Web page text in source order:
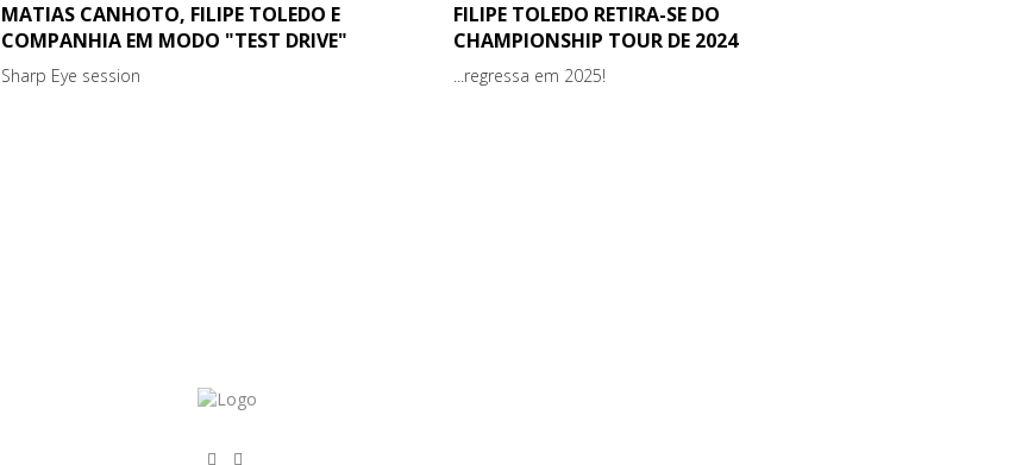
MATIAS CANHOTO, FILIPE TOLEDO E
COMPANHIA EM MODO "TEST DRIVE"
Sharp Eye session
FILIPE TOLEDO RETIRA-SE DO
CHAMPIONSHIP TOUR DE 2024
...regressa em 2025!